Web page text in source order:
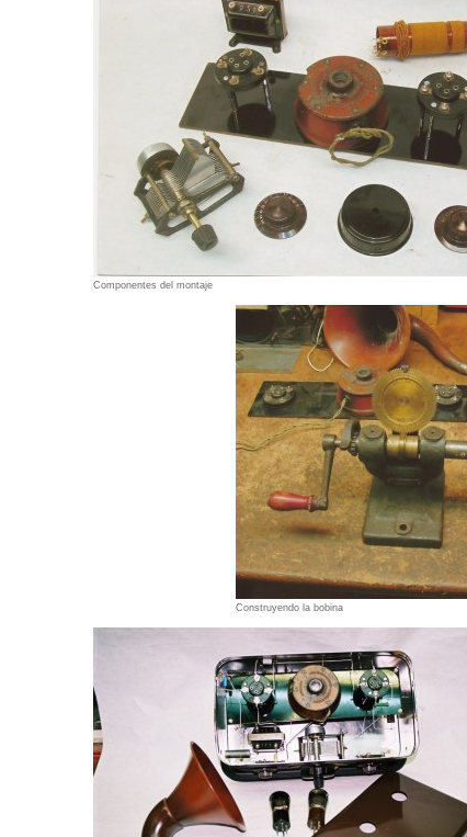
Componentes del montaje
Construyendo la bobina